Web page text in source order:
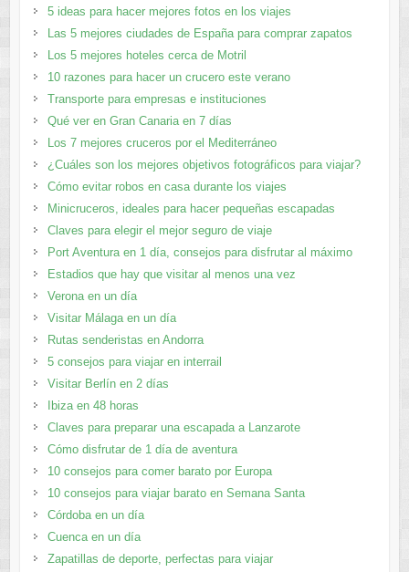
5 ideas para hacer mejores fotos en los viajes
Las 5 mejores ciudades de España para comprar zapatos
Los 5 mejores hoteles cerca de Motril
10 razones para hacer un crucero este verano
Transporte para empresas e instituciones
Qué ver en Gran Canaria en 7 días
Los 7 mejores cruceros por el Mediterráneo
¿Cuáles son los mejores objetivos fotográficos para viajar?
Cómo evitar robos en casa durante los viajes
Minicruceros, ideales para hacer pequeñas escapadas
Claves para elegir el mejor seguro de viaje
Port Aventura en 1 día, consejos para disfrutar al máximo
Estadios que hay que visitar al menos una vez
Verona en un día
Visitar Málaga en un día
Rutas senderistas en Andorra
5 consejos para viajar en interrail
Visitar Berlín en 2 días
Ibiza en 48 horas
Claves para preparar una escapada a Lanzarote
Cómo disfrutar de 1 día de aventura
10 consejos para comer barato por Europa
10 consejos para viajar barato en Semana Santa
Córdoba en un día
Cuenca en un día
Zapatillas de deporte, perfectas para viajar